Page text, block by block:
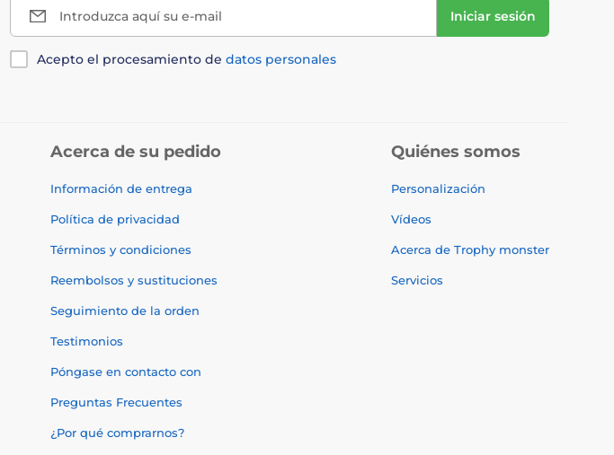
Introduzca aquí su e-mail Iniciar sesión
Acepto el procesamiento de datos personales
Acerca de su pedido
Información de entrega
Política de privacidad
Términos y condiciones
Reembolsos y sustituciones
Seguimiento de la orden
Testimonios
Póngase en contacto con
Preguntas Frecuentes
¿Por qué comprarnos?
Quiénes somos
Personalización
Vídeos
Acerca de Trophy monster
Servicios